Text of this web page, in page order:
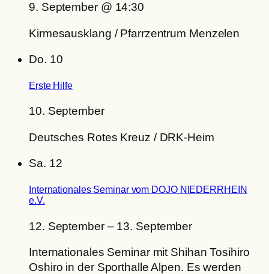
9. September @ 14:30
Kirmesausklang / Pfarrzentrum Menzelen
Do. 10
Erste Hilfe
10. September
Deutsches Rotes Kreuz / DRK-Heim
Sa. 12
Internationales Seminar vom DOJO NIEDERRHEIN
e.V.
12. September– 13. September
Internationales Seminar mit Shihan Tosihiro
Oshiro in der Sporthalle Alpen. Es werden